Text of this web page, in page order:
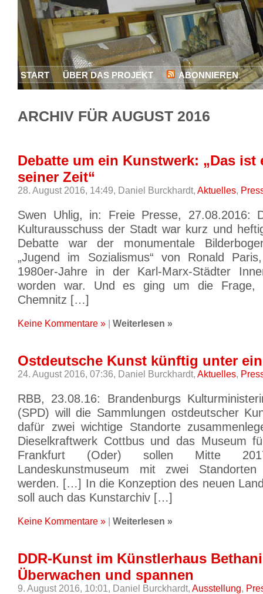
START ÜBER DAS PROJEKT ABONNIEREN
ARCHIV FÜR AUGUST 2016
Debatte um ein Kunstwerk: „Das ist
seiner Zeit“
28. August 2016, 14:49, Daniel Burckhardt, Aktuelles,
Swen Uhlig, in: Freie Presse, 27.08.2016:
Kulturausschuss der Stadt war kurz und
Debatte war der monumentale
„Jugend im Sozialismus“ von Ronald
1980er-Jahre in der Karl-Marx-Städter
worden war. Und es ging um die
Chemnitz […]
Keine Kommentare » Weiterlesen »
Ostdeutsche Kunst künftig unter
24. August 2016, 07:36, Daniel Burckhardt, Aktuelles,
RBB, 23.08.16: Brandenburgs
(SPD) will die Sammlungen ostdeutscher
dafür zwei wichtige Standorte
Dieselkraftwerk Cottbus und das Museum
Frankfurt (Oder) sollen Mitte
Landeskunstmuseum mit zwei Standorten
werden. […] In die Konzeption des neuen
soll auch das Kunstarchiv […]
Keine Kommentare » Weiterlesen »
DDR-Kunst im Künstlerhaus
Überwachen und spannen
9. August 2016, 10:01, Daniel Burckhardt, Ausstellung,